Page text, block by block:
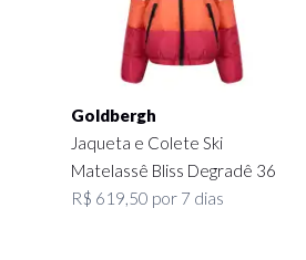
Goldbergh
Jaqueta e Colete Ski
Matelassê Bliss Degradê 36
R$ 619,50 por 7 dias